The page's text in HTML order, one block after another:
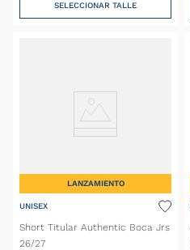
SELECCIONAR TALLE
LANZAMIENTO
UNISEX
Short Titular Authentic Boca Jrs
26/27